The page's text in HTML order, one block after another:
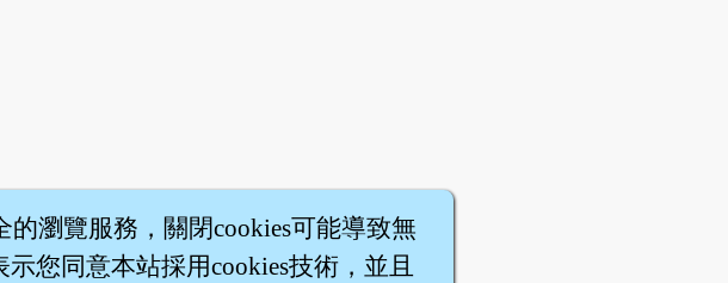
瀏覽服務，關閉cookies可能導致無
您同意本站採用cookies技術，並且